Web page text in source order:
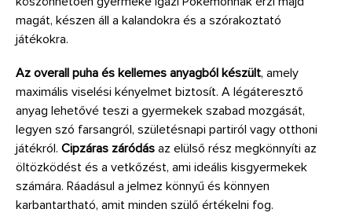
magát, készen áll a kalandokra és a szórakoztató
játékokra.
Az overall puha és kellemes anyagból készült, amely
maximális viselési kényelmet biztosít. A légáteresztő
anyag lehetővé teszi a gyermekek szabad mozgását,
legyen szó farsangról, születésnapi partiról vagy otthoni
játékról. Cipzáras záródás az elülső rész megkönnyíti az
öltözködést és a vetkőzést, ami ideális kisgyermekek
számára. Ráadásul a jelmez könnyű és könnyen
karbantartható, amit minden szülő értékelni fog.